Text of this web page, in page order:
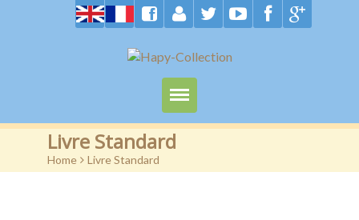
Accueil
Produits
Livre Standard
Home > Livre Standard